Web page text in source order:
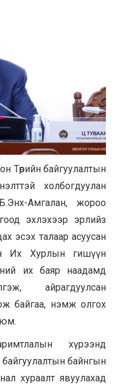
Төрийн байгуулалтын
холбогдуулан
Амгалан, жороо
эхлэхээр эрлийз
эсэх талаар асуусан
Их Хурлын гишүүн
их баяр наадамд
айрагдуулсан
байгаа, нэмж олгох
юм.
хүрээнд
байгуулалтын байнгын
хураалт явуулахад